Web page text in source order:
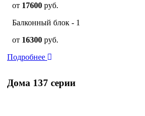
от 17600 руб.
Балконный блок - 1
от 16300 руб.
Подробнее
Дома 137 серии